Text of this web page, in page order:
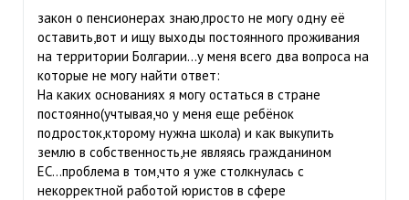
закон о пенсионерах знаю,просто не могу одну её
оставить,вот и ищу выходы постоянного проживания
на территории Болгарии...у меня всего два вопроса на
которые не могу найти ответ:
На каких основаниях я могу остаться в стране
постоянно(учтывая,чо у меня еще ребёнок
подросток,кторому нужна школа) и как выкупить
землю в собственность,не являясь гражданином
ЕС...проблема в том,что я уже столкнулась с
некорректной работой юристов в сфере